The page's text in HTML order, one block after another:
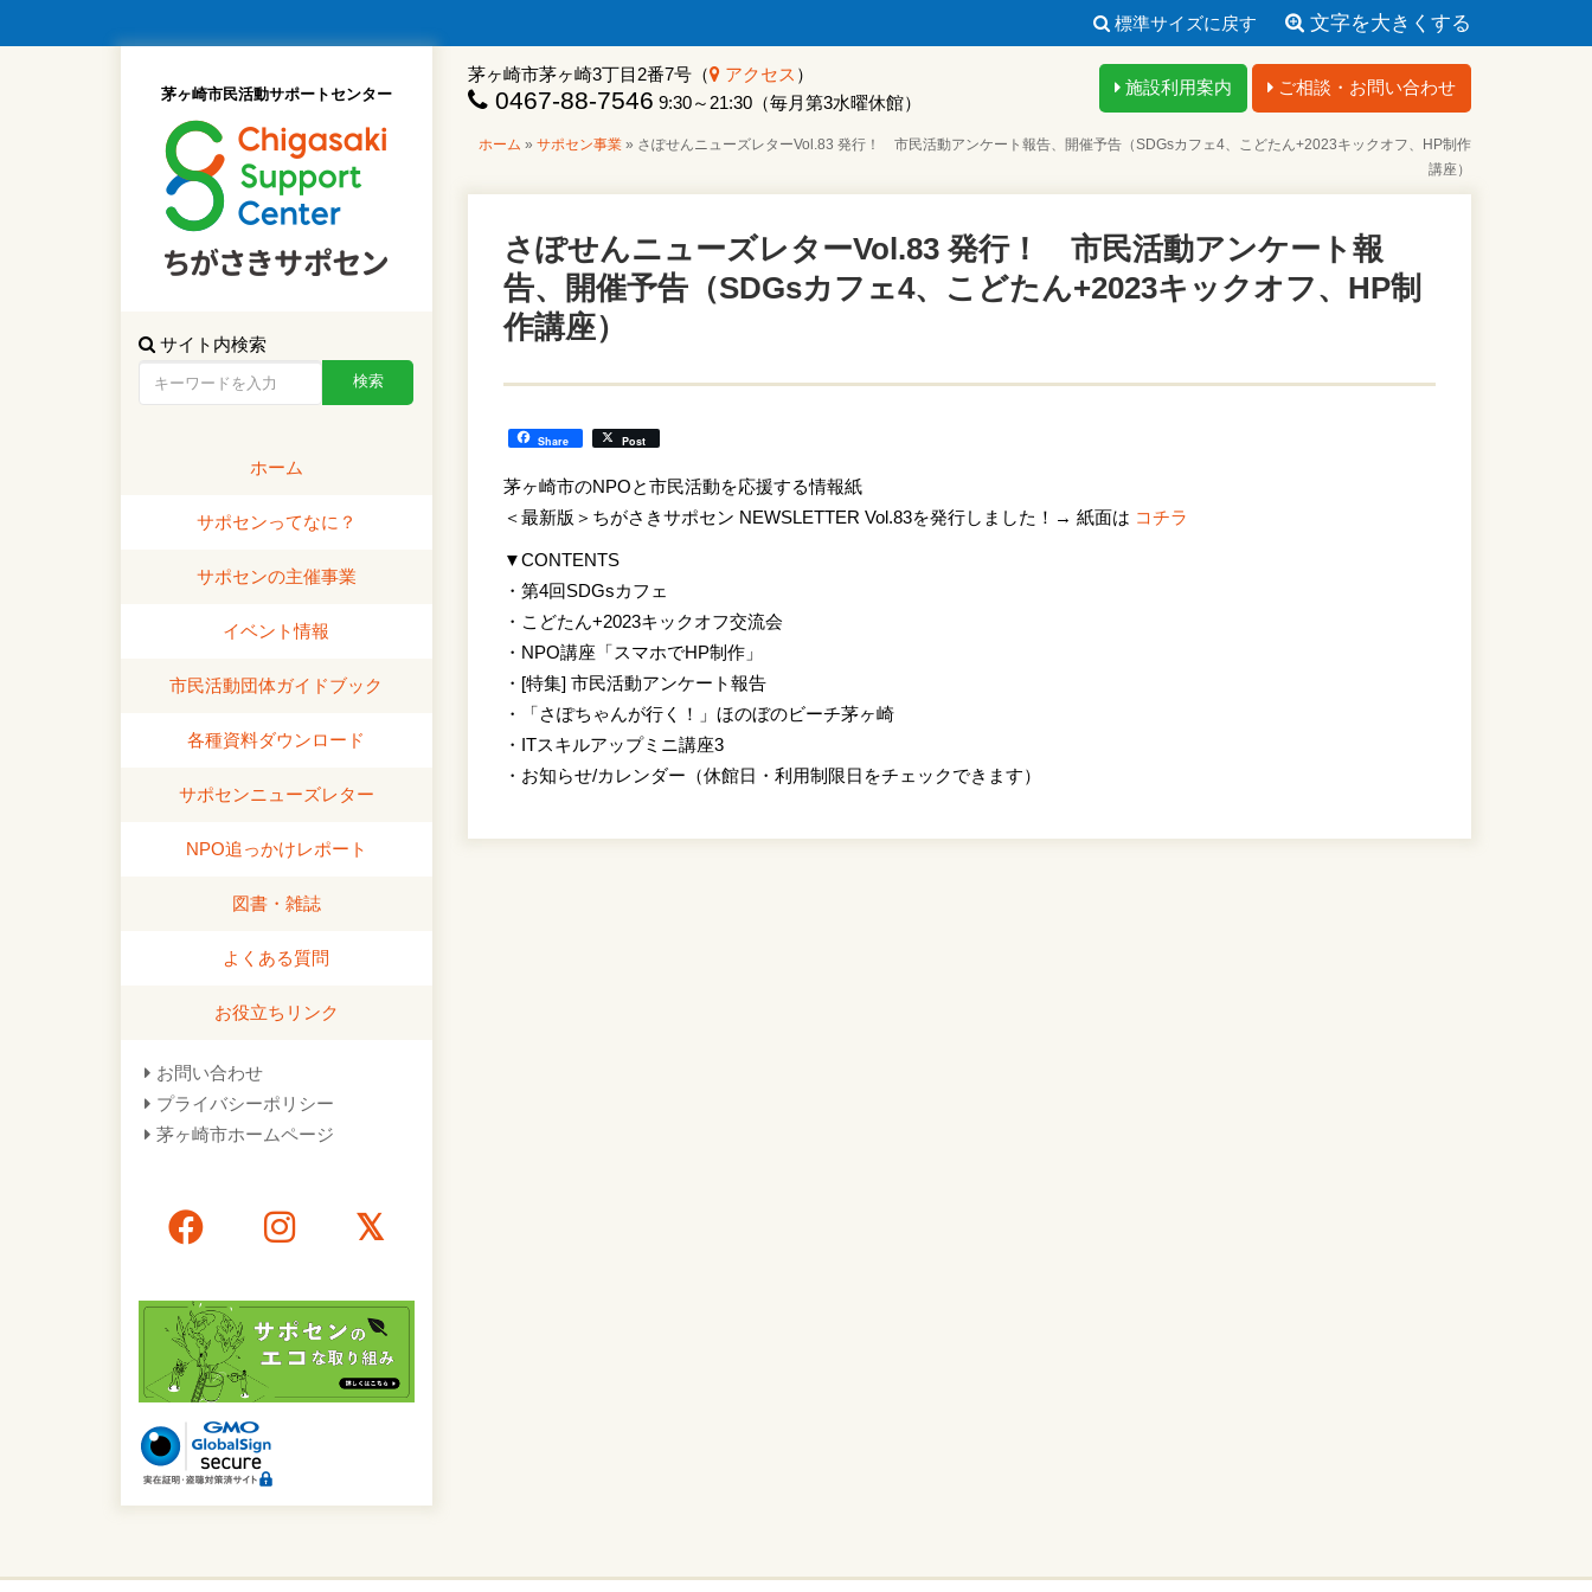
標準サイズに戻す 文字を大きくする
茅ヶ崎市茅ヶ崎3丁目2番7号（ アクセス ）
0467-88-7546 9:30～21:30（毎月第3水曜休館）
施設利用案内 ご相談・お問い合わせ
ホーム » サポセン事業 » さぽせんニューズレターVol.83 発行！ 市民活動アンケート報告、開催予告（SDGsカフェ4、こどたん+2023キックオフ、HP制作
講座）
さぽせんニューズレターVol.83 発行！ 市民活動アンケート報
告、開催予告（SDGsカフェ4、こどたん+2023キックオフ、HP制
作講座）
Share Post
茅ヶ崎市のNPOと市民活動を応援する情報紙
＜最新版＞ちがさきサポセン NEWSLETTER Vol.83を発行しました！→ 紙面は コチラ
▼CONTENTS
・第4回SDGsカフェ
・こどたん+2023キックオフ交流会
・NPO講座「スマホでHP制作」
・[特集] 市民活動アンケート報告
・「さぽちゃんが行く！」ほのぼのビーチ茅ヶ崎
・ITスキルアップミニ講座3
・お知らせ/カレンダー（休館日・利用制限日をチェックできます）
茅ヶ崎市民活動サポートセンター
サイト内検索
ホーム
サポセンってなに？
サポセンの主催事業
イベント情報
市民活動団体ガイドブック
各種資料ダウンロード
サポセンニューズレター
NPO追っかけレポート
図書・雑誌
よくある質問
お役立ちリンク
お問い合わせ
プライバシーポリシー
茅ヶ崎市ホームページ